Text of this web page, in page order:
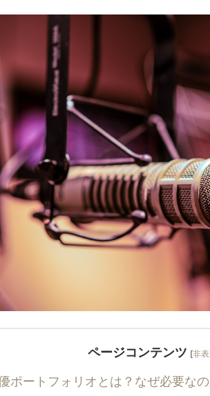
ページコンテンツ [非
ポートフォリオとは？なぜ必要な